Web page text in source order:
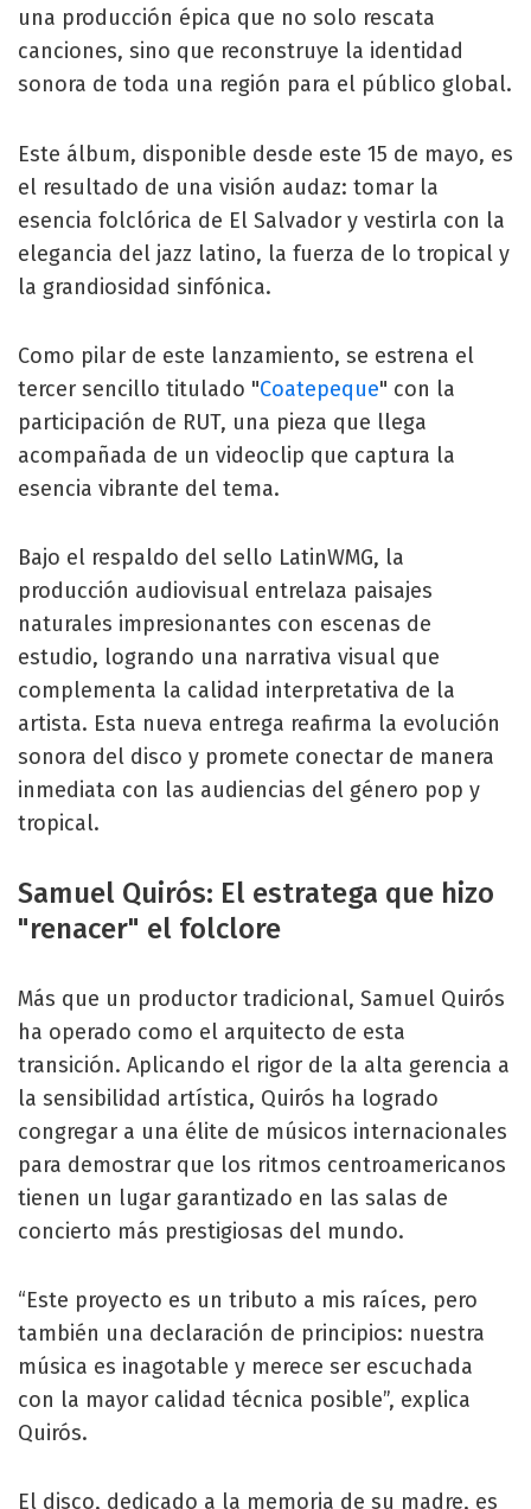
una producción épica que no solo rescata
canciones, sino que reconstruye la identidad
sonora de toda una región para el público global.
Este álbum, disponible desde este 15 de mayo, es
el resultado de una visión audaz: tomar la
esencia folclórica de El Salvador y vestirla con la
elegancia del jazz latino, la fuerza de lo tropical y
la grandiosidad sinfónica.
Como pilar de este lanzamiento, se estrena el
tercer sencillo titulado "Coatepeque" con la
participación de RUT, una pieza que llega
acompañada de un videoclip que captura la
esencia vibrante del tema.
Bajo el respaldo del sello LatinWMG, la
producción audiovisual entrelaza paisajes
naturales impresionantes con escenas de
estudio, logrando una narrativa visual que
complementa la calidad interpretativa de la
artista. Esta nueva entrega reafirma la evolución
sonora del disco y promete conectar de manera
inmediata con las audiencias del género pop y
tropical.
Samuel Quirós: El estratega que hizo
"renacer" el folclore
Más que un productor tradicional, Samuel Quirós
ha operado como el arquitecto de esta
transición. Aplicando el rigor de la alta gerencia a
la sensibilidad artística, Quirós ha logrado
congregar a una élite de músicos internacionales
para demostrar que los ritmos centroamericanos
tienen un lugar garantizado en las salas de
concierto más prestigiosas del mundo.
“Este proyecto es un tributo a mis raíces, pero
también una declaración de principios: nuestra
música es inagotable y merece ser escuchada
con la mayor calidad técnica posible”, explica
Quirós.
El disco, dedicado a la memoria de su madre, es